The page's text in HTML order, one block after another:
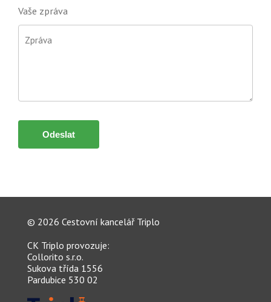
Vaše zpráva
© 2026 Cestovní kancelář Triplo
CK Triplo provozuje:
Collorito s.r.o.
Sukova třída 1556
Pardubice 530 02